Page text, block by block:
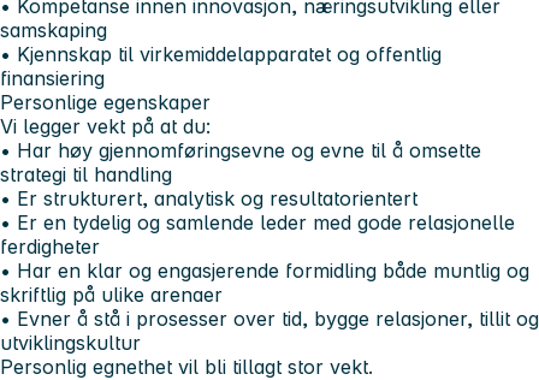
• Kompetanse innen innovasjon, næringsutvikling eller
samskaping
• Kjennskap til virkemiddelapparatet og offentlig
finansiering
Personlige egenskaper
Vi legger vekt på at du:
• Har høy gjennomføringsevne og evne til å omsette
strategi til handling
• Er strukturert, analytisk og resultatorientert
• Er en tydelig og samlende leder med gode relasjonelle
ferdigheter
• Har en klar og engasjerende formidling både muntlig og
skriftlig på ulike arenaer
• Evner å stå i prosesser over tid, bygge relasjoner, tillit og
utviklingskultur
Personlig egnethet vil bli tillagt stor vekt.